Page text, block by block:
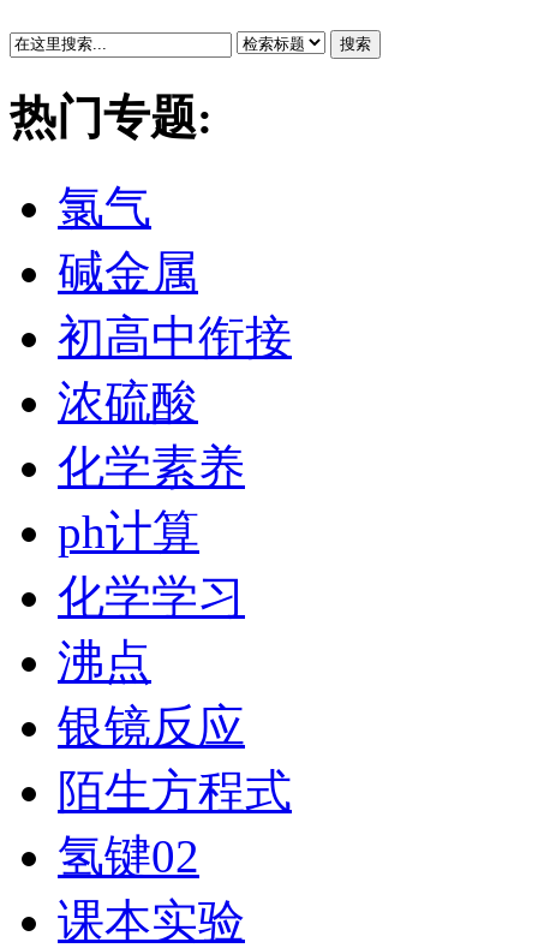
搜索
热门专题:
氯气
碱金属
初高中衔接
浓硫酸
化学素养
ph计算
化学学习
沸点
银镜反应
陌生方程式
氢键02
课本实验